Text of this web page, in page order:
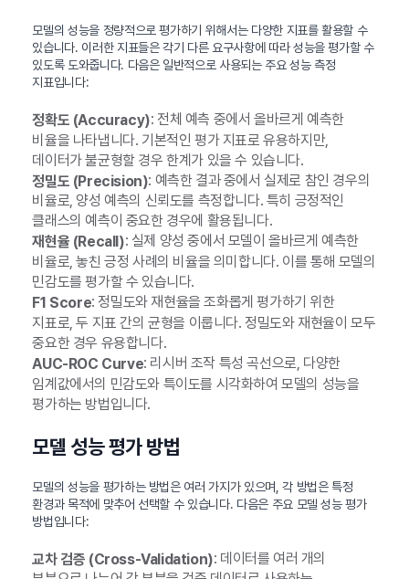
모델의 성능을 정량적으로 평가하기 위해서는 다양한 지표를 활용할 수
있습니다. 이러한 지표들은 각기 다른 요구사항에 따라 성능을 평가할 수
있도록 도와줍니다. 다음은 일반적으로 사용되는 주요 성능 측정
지표입니다:
정확도 (Accuracy): 전체 예측 중에서 올바르게 예측한
비율을 나타냅니다. 기본적인 평가 지표로 유용하지만,
데이터가 불균형할 경우 한계가 있을 수 있습니다.
정밀도 (Precision): 예측한 결과 중에서 실제로 참인 경우의
비율로, 양성 예측의 신뢰도를 측정합니다. 특히 긍정적인
클래스의 예측이 중요한 경우에 활용됩니다.
재현율 (Recall): 실제 양성 중에서 모델이 올바르게 예측한
비율로, 놓친 긍정 사례의 비율을 의미합니다. 이를 통해 모델의
민감도를 평가할 수 있습니다.
F1 Score: 정밀도와 재현율을 조화롭게 평가하기 위한
지표로, 두 지표 간의 균형을 이룹니다. 정밀도와 재현율이 모두
중요한 경우 유용합니다.
AUC-ROC Curve: 리시버 조작 특성 곡선으로, 다양한
임계값에서의 민감도와 특이도를 시각화하여 모델의 성능을
평가하는 방법입니다.
모델 성능 평가 방법
모델의 성능을 평가하는 방법은 여러 가지가 있으며, 각 방법은 특정
환경과 목적에 맞추어 선택할 수 있습니다. 다음은 주요 모델 성능 평가
방법입니다:
교차 검증 (Cross-Validation): 데이터를 여러 개의